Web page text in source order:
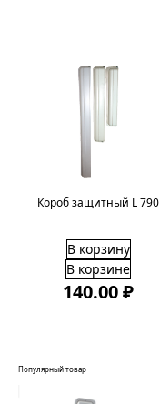
Короб защитный L 790
В корзину
В корзине
140.00 ₽
Популярный товар